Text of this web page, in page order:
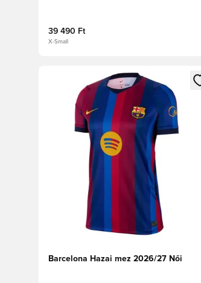
39 490 Ft
X-Small
Megnyit egy modált a
Barcelona Hazai mez 2026/27 Női